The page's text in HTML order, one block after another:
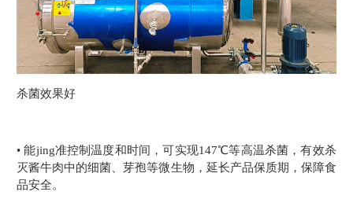
杀菌效果好
• 能jing准控制温度和时间，可实现147℃等高温杀菌，有效杀
灭酱牛肉中的细菌、芽孢等微生物，延长产品保质期，保障食
品安全。